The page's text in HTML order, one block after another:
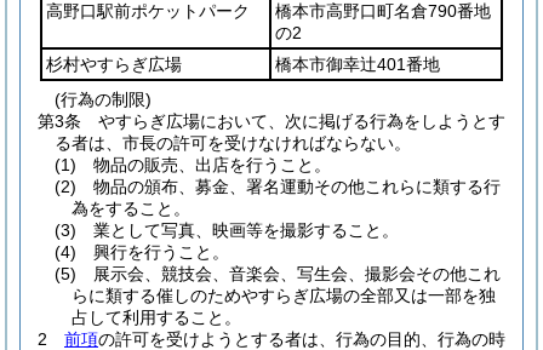
高野口駅前ポケットパーク
橋本市高野口町名倉790番地
の2
杉村やすらぎ広場
橋本市御幸辻401番地
(行為の制限)
第3条
やすらぎ広場において、次に掲げる行為をしようとす
る者は、市長の許可を受けなければならない。
(1)
物品の販売、出店を行うこと。
(2)
物品の頒布、募金、署名運動その他これらに類する行
為をすること。
(3)
業として写真、映画等を撮影すること。
(4)
興行を行うこと。
(5)
展示会、競技会、音楽会、写生会、撮影会その他これ
らに類する催しのためやすらぎ広場の全部又は一部を独
占して利用すること。
2
前項の許可を受けようとする者は、行為の目的、行為の時